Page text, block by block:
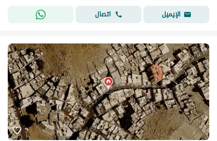
الإيميل
اتصال